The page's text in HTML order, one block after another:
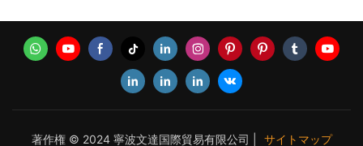
著作権 © 2024 寧波文達国際貿易有限公司 | サイトマップ